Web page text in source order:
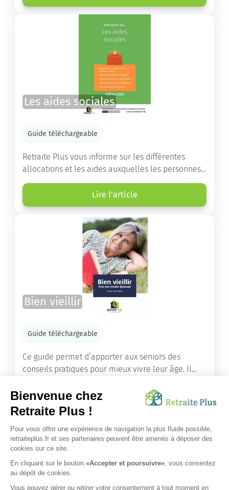
Les aides sociales
Guide téléchargeable
Retraite Plus vous informe sur les différentes
allocations et les aides auxquelles les personnes
âgées ont droit pour financer un séjour en maison
de retraite ou un maintien à domicile.
Lire l'article
Bien vieillir
Guide téléchargeable
Ce guide permet d’apporter aux seniors des
conseils pratiques pour mieux vivre leur âge. Il
améliorer sa santé grâce à l’alimentation...
Lire l'article
Vous avez besoin d’une aide de nos équipes ?
Obtenir les tarifs & disponibilités